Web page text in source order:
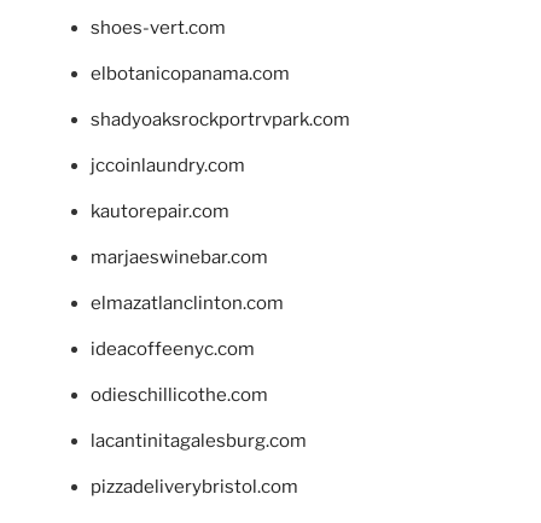
shoes-vert.com
elbotanicopanama.com
shadyoaksrockportrvpark.com
jccoinlaundry.com
kautorepair.com
marjaeswinebar.com
elmazatlanclinton.com
ideacoffeenyc.com
odieschillicothe.com
lacantinitagalesburg.com
pizzadeliverybristol.com